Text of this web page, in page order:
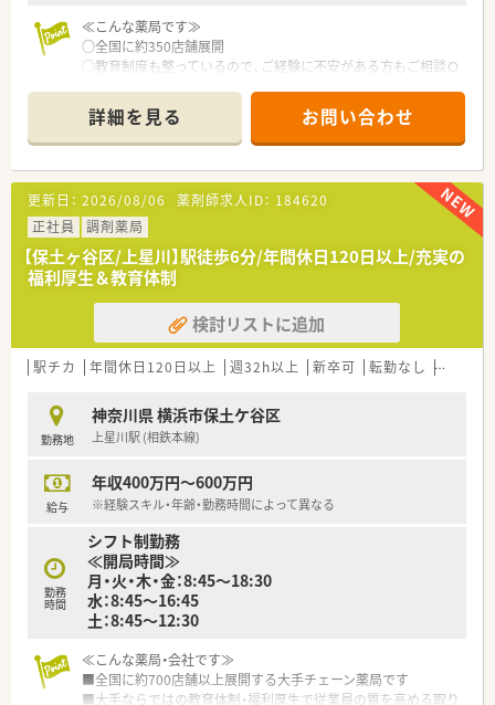
≪こんな薬局です≫
○全国に約350店舗展開
○教育制度も整っているので、ご経験に不安がある方もご相談Ｏ
詳細を見る お問い合わせ
更新日： 2026/08/06 薬剤師求人ID： 184620
正社員
調剤薬局
【保土ヶ谷区/上星川】駅徒歩6分/年間休日120日以上/充実の
福利厚生＆教育体制
検討リストに追加
駅チカ 年間休日120日以上 週32h以上 新卒可 転勤なし 高給与
勤務地
神奈川県 横浜市保土ケ谷区
上星川駅 (相鉄本線)
給与
年収400万円～600万円
※経験スキル・年齢・勤務時間によって異なる
勤務
時間
シフト制勤務
≪開局時間≫
月・火・木・金：8:45～18:30
水：8:45～16:45
土：8:45～12:30
≪こんな薬局・会社です≫
■全国に約700店舗以上展開する大手チェーン薬局です
■大手ならではの教育体制・福利厚生で従業員の質を高める取り